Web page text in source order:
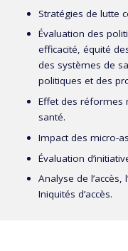
Stratégies de lutte
Évaluation des
efficacité, équité
des systèmes de
politiques et des
Effet des réformes
santé.
Impact des micro-
Évaluation
Analyse de
Iniquités d’accès.